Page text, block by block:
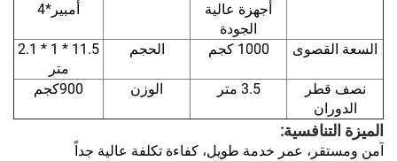
أجهزة عالية
الجودة
أمبير*4
السعة القصوى 1000 كجم الحجم
11.5 * 1 * 2.1
متر
نصف قطر
الدوران
3.5 متر الوزن 900كجم
الميزة التنافسية:
آمن ومستقر، عمر خدمة طويل، كفاءة تكلفة عالية جداً